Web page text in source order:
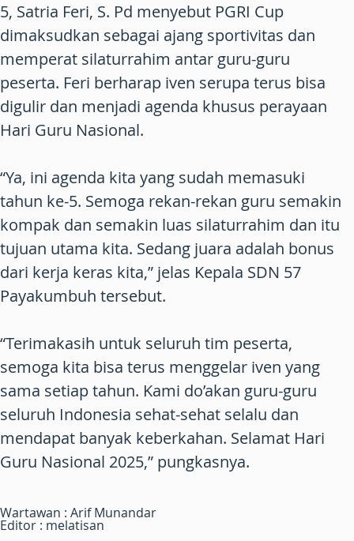
5, Satria Feri, S. Pd menyebut PGRI Cup
dimaksudkan sebagai ajang sportivitas dan
memperat silaturrahim antar guru-guru
peserta. Feri berharap iven serupa terus bisa
digulir dan menjadi agenda khusus perayaan
Hari Guru Nasional.
“Ya, ini agenda kita yang sudah memasuki
tahun ke-5. Semoga rekan-rekan guru semakin
kompak dan semakin luas silaturrahim dan itu
tujuan utama kita. Sedang juara adalah bonus
dari kerja keras kita,” jelas Kepala SDN 57
Payakumbuh tersebut.
“Terimakasih untuk seluruh tim peserta,
semoga kita bisa terus menggelar iven yang
sama setiap tahun. Kami do’akan guru-guru
seluruh Indonesia sehat-sehat selalu dan
mendapat banyak keberkahan. Selamat Hari
Guru Nasional 2025,” pungkasnya.
Wartawan : Arif Munandar
Editor : melatisan